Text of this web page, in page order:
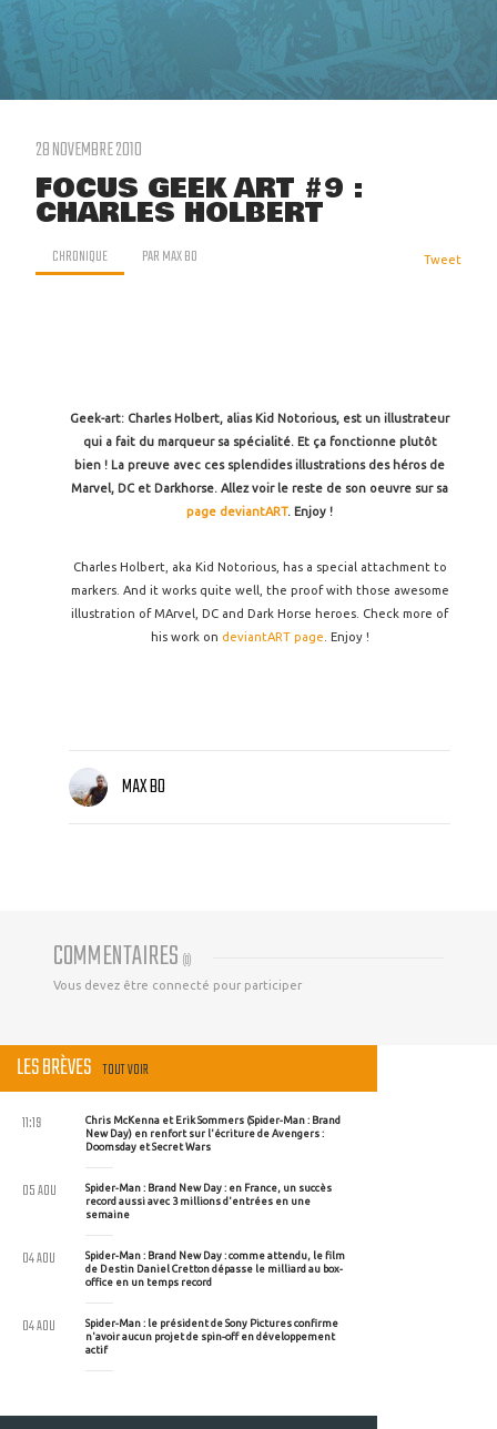
28 NOVEMBRE 2010
FOCUS GEEK ART #9 :
CHARLES HOLBERT
CHRONIQUE PARMAX BO Tweet
Geek-art: Charles Holbert, alias Kid Notorious, est un illustrateur
qui a fait du marqueur sa spécialité. Et ça fonctionne plutôt
bien ! La preuve avec ces splendides illustrations des héros de
Marvel, DC et Darkhorse. Allez voir le reste de son oeuvre sur sa
page deviantART. Enjoy !
Charles Holbert, aka Kid Notorious, has a special attachment to
markers. And it works quite well, the proof with those awesome
illustration of MArvel, DC and Dark Horse heroes. Check more of
his work on deviantART page . Enjoy !
MAX BO
COMMENTAIRES (0)
Vous devez être connecté pour participer
LES BRÈVES TOUT VOIR
Chris McKenna et Erik Sommers (Spider-Man : Brand
New Day) en renfort sur l'écriture de Avengers :
Doomsday et Secret Wars
11:19
Spider-Man : Brand New Day : en France, un succès
record aussi avec 3 millions d'entrées en une
semaine
05 AOU
Spider-Man : Brand New Day : comme attendu, le film
de Destin Daniel Cretton dépasse le milliard au box-
office en un temps record
04 AOU
Spider-Man : le président de Sony Pictures confirme
n'avoir aucun projet de spin-off en développement
actif
04 AOU